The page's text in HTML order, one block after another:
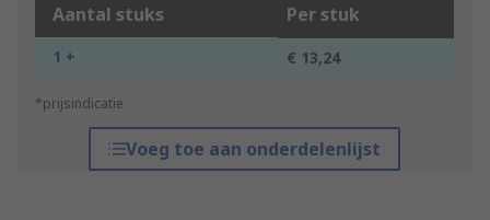
Aantal stuks Per stuk
1 + € 13,24
*prijsindicatie
Voeg toe aan onderdelenlijst